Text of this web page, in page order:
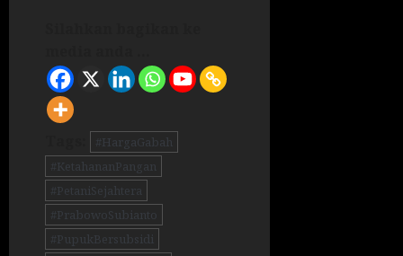
#HargaGabah
#KetahananPangan
#PetaniSejahtera
#PrabowoSubianto
#PupukBersubsidi